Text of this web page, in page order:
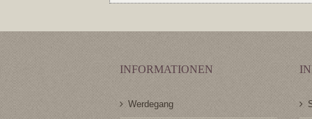
INFORMATIONEN
Werdegang